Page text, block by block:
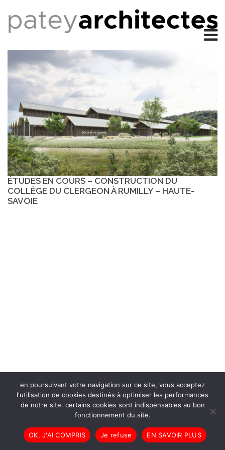
ÉTUDES EN COURS – CONSTRUCTION DU
COLLÈGE DU CLERGEON À RUMILLY – HAUTE-
SAVOIE
en poursuivant votre navigation sur ce site, vous acceptez
l'utilisation de cookies destinés à optimiser les performances
de notre site. certains cookies sont indispensables au bon
fonctionnement du site.
OK, J'AI COMPRIS Je refuse EN SAVOIR PLUS